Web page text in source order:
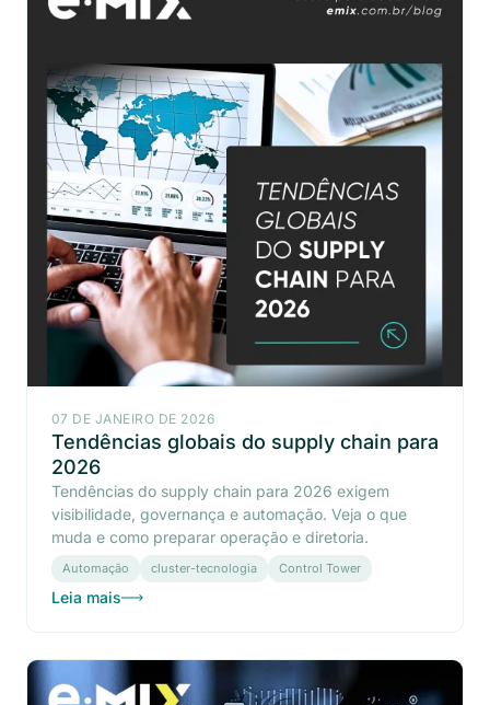
07 DE JANEIRO DE 2026
Tendências globais do supply chain para
2026
Tendências do supply chain para 2026 exigem
visibilidade, governança e automação. Veja o que
muda e como preparar operação e diretoria.
Automação cluster-tecnologia Control Tower
Leia mais